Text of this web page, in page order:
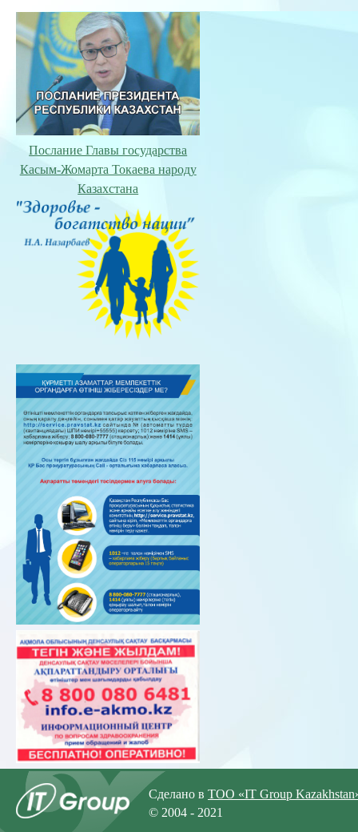
Послание Главы государства
Касым-Жомарта Токаева народу
Казахстана
Сделано в ТОО «IT Group
© 2004 - 2021